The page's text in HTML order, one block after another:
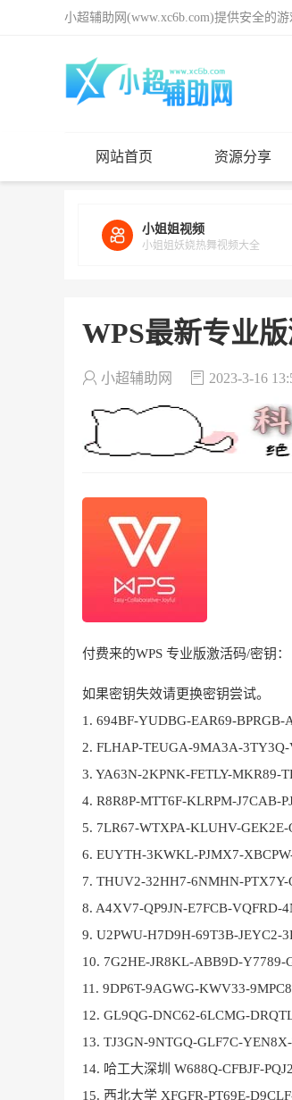
小超辅助网(www.xc6b.com)提供安全的
网站首页 资源分享
小姐姐视频
小姐姐妖娆热舞视频大全
WPS最新专业
小超辅助网 2023-3-16
付费来的WPS 专业版激活码/密钥：
如果密钥失效请更换密钥尝试。
1. 694BF-YUDBG-EAR69-BPRGB-
2. FLHAP-TEUGA-9MA3A-3TY3Q-
3. YA63N-2KPNK-FETLY-MKR89-
4. R8R8P-MTT6F-KLRPM-J7CAB-
5. 7LR67-WTXPA-KLUHV-GEK2E-
6. EUYTH-3KWKL-PJMX7-
7. THUV2-32HH7-6NMHN-PTX7Y-
8. A4XV7-QP9JN-E7FCB-VQFRD-
9. U2PWU-H7D9H-69T3B-JEYC2-
10. 7G2HE-JR8KL-ABB9D-Y7789-
11. 9DP6T-9AGWG-KWV33-
12. GL9QG-DNC62-6LCMG-
13. TJ3GN-9NTGQ-GLF7C-
14. 哈工大深圳 W688Q-CFBJF-
15. 西北大学 XFGFR-PT69E-